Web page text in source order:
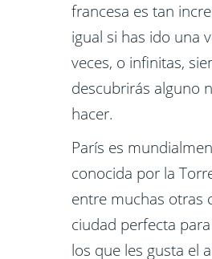
francesa es tan
igual si has ido una
veces, o infinitas,
descubrirás alguno
hacer.
París es
conocida por la
entre muchas otras
ciudad perfecta
los que les gusta el